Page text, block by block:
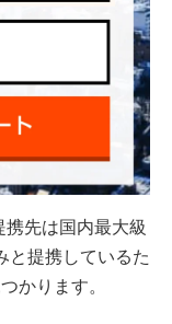
携先は国内最大級
と提携しているた
かります。